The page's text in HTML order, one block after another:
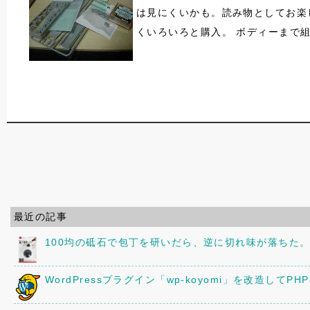
は見にくいかも。読み物としてお
くいろいろと購入。 ボディーまで
最近の記事
100均の砥石で包丁を研いだら、逆に切れ味が落ちた。
WordPressプラグイン「wp-koyomi」を改造して